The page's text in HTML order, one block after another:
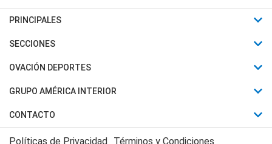
PRINCIPALES
Últimas Noticias
Política
Judiciales
Economia
SECCIONES
Horóscopo
Motores
Trucos caseros
OVACIÓN DEPORTES
Fútbol
Mundial
Automovilismo
GRUPO AMÉRICA INTERIOR
Canal 7 en Vivo
CONTACTO
Acerca de Nosotros
Políticas de Privacidad Términos y Condiciones